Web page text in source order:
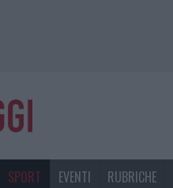
SPORT EVENTI RUBRICHE